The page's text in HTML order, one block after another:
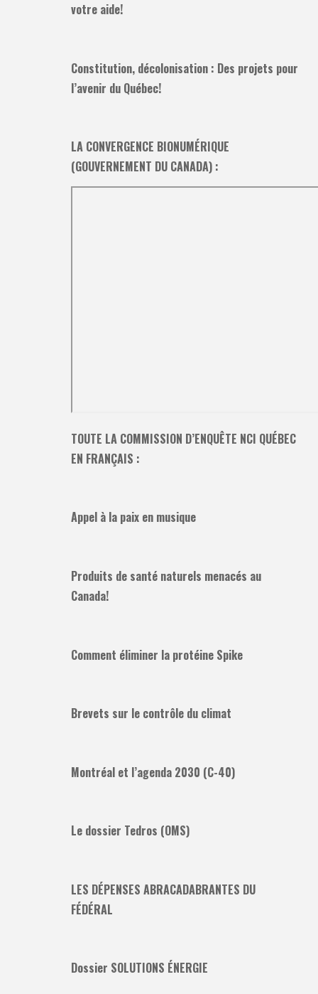
votre aide!
Constitution, décolonisation : Des projets pour
l’avenir du Québec!
LA CONVERGENCE BIONUMÉRIQUE
(GOUVERNEMENT DU CANADA) :
TOUTE LA COMMISSION D’ENQUÊTE NCI QUÉBEC
EN FRANÇAIS :
Appel à la paix en musique
Produits de santé naturels menacés au
Canada!
Comment éliminer la protéine Spike
Brevets sur le contrôle du climat
Montréal et l’agenda 2030 (C-40)
Le dossier Tedros (OMS)
LES DÉPENSES ABRACADABRANTES DU
FÉDÉRAL
Dossier SOLUTIONS ÉNERGIE